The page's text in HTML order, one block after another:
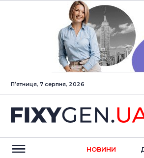
Пʼятниця, 7 серпня, 2026
НОВИНИ